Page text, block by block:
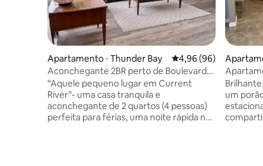
Apartamento ⋅ Thunder Bay 4,96 de uma
4,96 (96)
Aconchegante 2BR perto de Boulevard
Lake
“Aquele pequeno lugar em Current
River”- uma casa tranquila e
aconchegante de 2 quartos (4 pessoas)
perfeita para férias, uma noite rápida na
um